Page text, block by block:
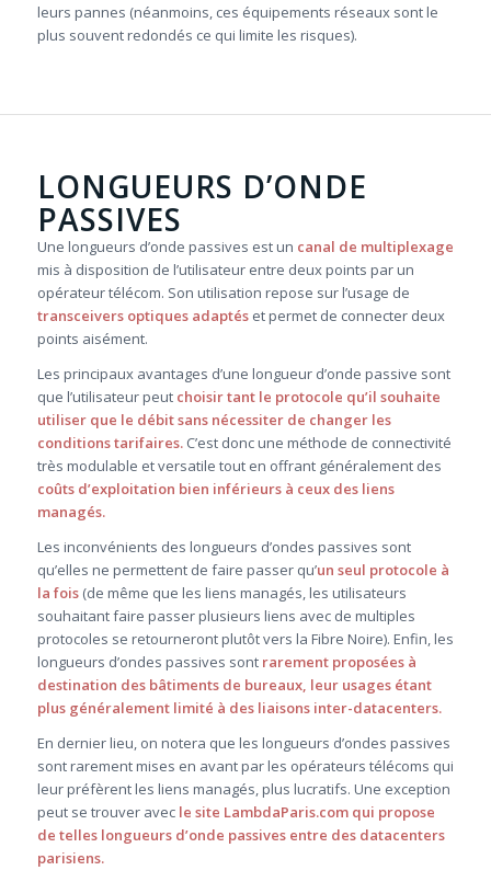
leurs pannes (néanmoins, ces équipements réseaux sont le
plus souvent redondés ce qui limite les risques).
LONGUEURS D’ONDE
PASSIVES
Une longueurs d’onde passives est un canal de multiplexage
mis à disposition de l’utilisateur entre deux points par un
opérateur télécom. Son utilisation repose sur l’usage de
transceivers optiques adaptéset permet de connecter deux
points aisément.
Les principaux avantages d’une longueur d’onde passive sont
que l’utilisateur peut choisir tant le protocole qu’il souhaite
utiliser que le débit sans nécessiter de changer les
conditions tarifaires.C’est donc une méthode de connectivité
très modulable et versatile tout en offrant généralement des
coûts d’exploitation bien inférieurs à ceux des liens
managés.
Les inconvénients des longueurs d’ondes passives sont
qu’elles ne permettent de faire passer qu’un seul protocole à
la fois(de même que les liens managés, les utilisateurs
souhaitant faire passer plusieurs liens avec de multiples
protocoles se retourneront plutôt vers la Fibre Noire). Enfin, les
longueurs d’ondes passives sont rarement proposées à
destination des bâtiments de bureaux, leur usages étant
plus généralement limité à des liaisons inter-datacenters.
En dernier lieu, on notera que les longueurs d’ondes passives
sont rarement mises en avant par les opérateurs télécoms qui
leur préfèrent les liens managés, plus lucratifs. Une exception
peut se trouver avec le site LambdaParis.com qui propose
de telles longueurs d’onde passives entre des datacenters
parisiens.